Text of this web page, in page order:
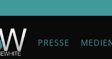
PRESSE